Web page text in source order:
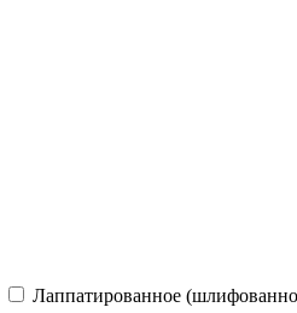
Лаппатированное